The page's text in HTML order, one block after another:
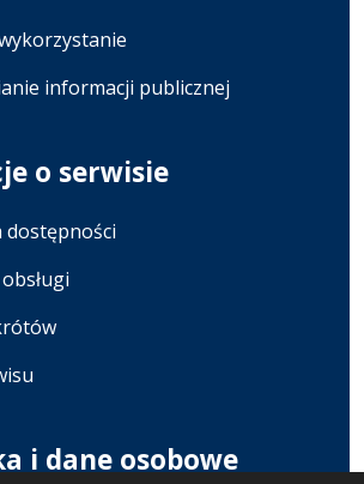
informacji publicznej
o serwisie
dostępności
i dane osobowe